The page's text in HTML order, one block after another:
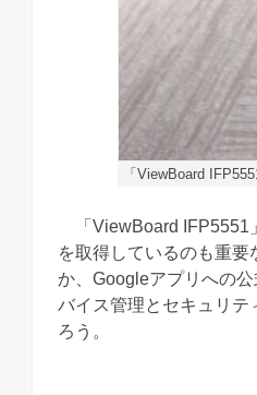
「ViewBoard
「ViewBoard IFP5551
を取得しているのも重
か、Googleアプリへの
バイス管理とセキュリテ
ろう。